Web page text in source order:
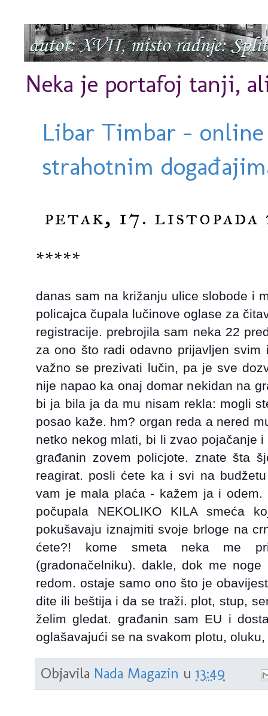
Neka je portafoj tanji,
Libar Timbar -
strahotnim
petak, 17. listopada
*****
danas sam na križanju ulice slobode i
policajca čupala lučinove oglase za
registracije. prebrojila sam neka 22
za ono što radi odavno prijavljen
važno se prezivati lučin, pa je sve
nije napao ka onaj domar nekidan na
bi ja bila ja da mu nisam rekla: mogli
posao kaže. hm? organ reda a nered
netko nekog mlati, bi li zvao pojačanje
građanin zovem policjote. znate šta
reagirat. posli ćete ka i svi na
vam je mala plaća - kažem ja i
počupala NEKOLIKO KILA smeća
pokušavaju iznajmiti svoje brloge na
ćete?! kome smeta neka me
(gradonačelniku). dakle, dok me
redom. ostaje samo ono što je
dite ili beštija i da se traži. plot, stup,
želim gledat. građanin sam EU i
oglašavajući se na svakom plotu,
Objavila Nada Magazin u 13:49